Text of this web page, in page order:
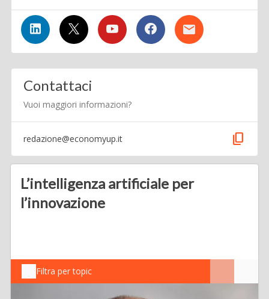
Contattaci
Vuoi maggiori informazioni?
redazione@economyup.it content_copy
L’intelligenza artificiale per
l’innovazione
Filtra per topic